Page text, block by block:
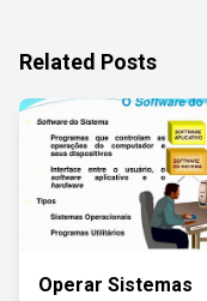
Related Posts
Operar Sistemas